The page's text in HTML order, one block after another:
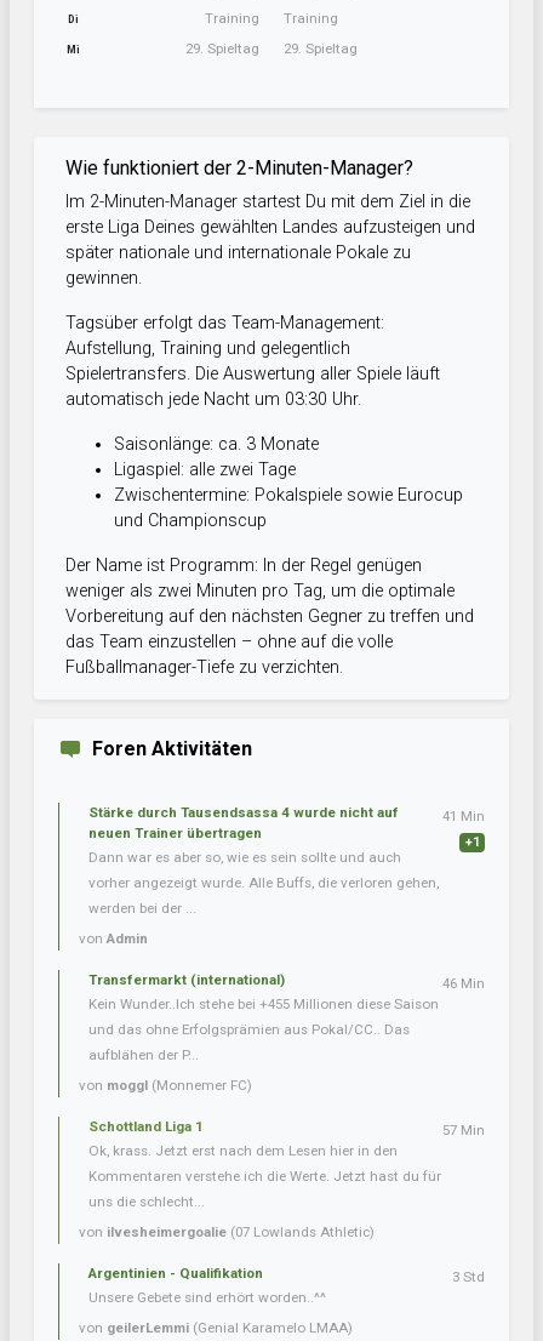
Di Training
Mi 29. Spieltag
Training
29. Spieltag
Wie funktioniert der 2-Minuten-Manager?
Im 2-Minuten-Manager startest Du mit dem Ziel in die
erste Liga Deines gewählten Landes aufzusteigen und
später nationale und internationale Pokale zu
gewinnen.
Tagsüber erfolgt das Team-Management:
Aufstellung, Training und gelegentlich
Spielertransfers. Die Auswertung aller Spiele läuft
automatisch jede Nacht um 03:30 Uhr.
Saisonlänge: ca. 3 Monate
Ligaspiel: alle zwei Tage
Zwischentermine: Pokalspiele sowie Eurocup
und Championscup
Der Name ist Programm: In der Regel genügen
weniger als zwei Minuten pro Tag, um die optimale
Vorbereitung auf den nächsten Gegner zu treffen und
das Team einzustellen – ohne auf die volle
Fußballmanager-Tiefe zu verzichten.
Foren Aktivitäten
Stärke durch Tausendsassa 4 wurde nicht auf
neuen Trainer übertragen
Dann war es aber so, wie es sein sollte und auch
vorher angezeigt wurde. Alle Buffs, die verloren gehen,
werden bei der ...
vonAdmin
41 Min
+1
Transfermarkt (international)
Kein Wunder..Ich stehe bei +455 Millionen diese Saison
und das ohne Erfolgsprämien aus Pokal/CC.. Das
aufblähen der P...
von moggl (Monnemer FC)
46 Min
Schottland Liga 1
Ok, krass. Jetzt erst nach dem Lesen hier in den
Kommentaren verstehe ich die Werte. Jetzt hast du für
uns die schlecht...
von ilvesheimergoalie (07 Lowlands Athletic)
57 Min
Argentinien - Qualifikation
Unsere Gebete sind erhört worden..^^
von geilerLemmi (Genial Karamelo LMAA)
3 Std